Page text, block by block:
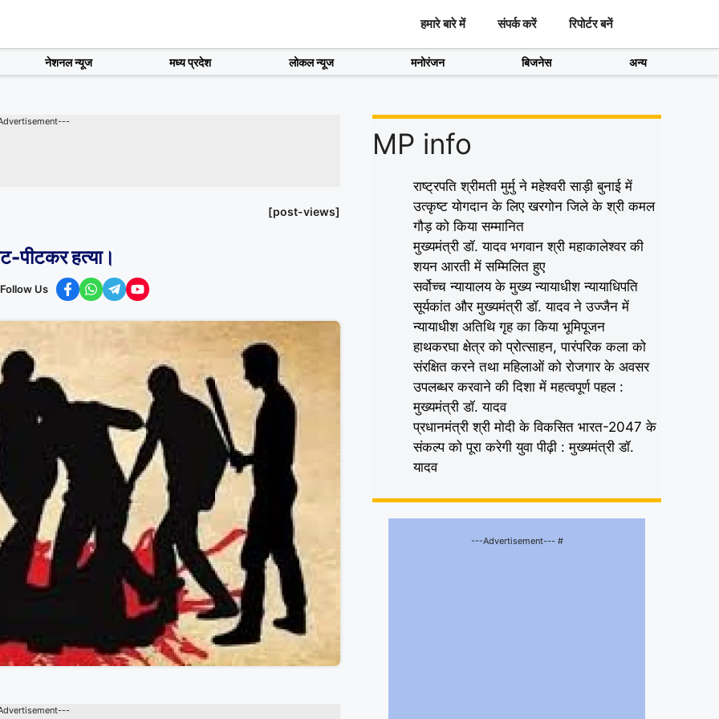
हमारे बारे में संपर्क करें रिपोर्टर बनें
नेशनल न्यूज मध्य प्रदेश लोकल न्यूज मनोरंजन बिजनेस अन्य
[post-views]
पीटकर हत्या।
Follow Us
MP info
राष्ट्रपति श्रीमती मुर्मु ने महेश्वरी साड़ी बुनाई में
उत्कृष्ट योगदान के लिए खरगोन जिले के श्री कमल
गौड़ को किया सम्मानित
मुख्यमंत्री डॉ. यादव भगवान श्री महाकालेश्‍वर की
शयन आरती में सम्मिलित हुए
सर्वोच्च न्यायालय के मुख्‍य न्‍यायाधीश न्यायाधिपति
सूर्यकांत और मुख्यमंत्री डॉ. यादव ने उज्जैन में
न्यायाधीश अतिथि गृह का किया भूमिपूजन
हाथकरघा क्षेत्र को प्रोत्साहन, पारंपरिक कला को
संरक्षित करने तथा महिलाओं को रोजगार के अवसर
उपलब्धर करवाने की दिशा में महत्वपूर्ण पहल :
मुख्यमंत्री डॉ. यादव
प्रधानमंत्री श्री मोदी के विकसित भारत-2047 के
संकल्प को पूरा करेगी युवा पीढ़ी : मुख्यमंत्री डॉ.
यादव
---Advertisement--- #